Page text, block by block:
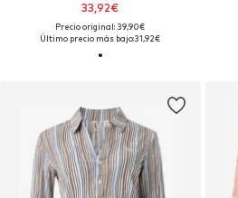
33,92€
Precio original: 39,90€
Último precio más bajo:31,92€